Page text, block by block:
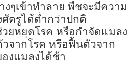
ๆเข้าทำลาย พืชจะมีความ
ตรูได้ต่ำกว่าปกติ
วยหยุดโรค หรือกำจัดแมลง
จากโรค หรือฟื้นตัวจาก
งแมลงได้ช้า